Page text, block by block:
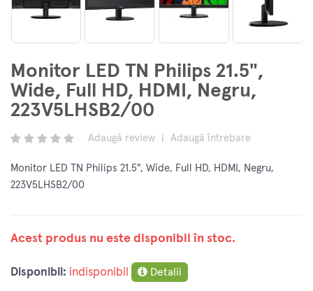
Monitor LED TN Philips 21.5",
Wide, Full HD, HDMI, Negru,
223V5LHSB2/00
Adaugă review Adaugă întrebare
Monitor LED TN Philips 21.5", Wide, Full HD, HDMI, Negru,
223V5LHSB2/00
Acest produs nu este disponibil în stoc.
Disponibil: indisponibil Detalii